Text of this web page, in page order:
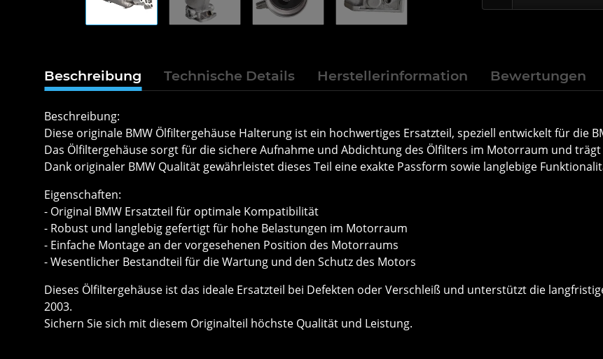
Beschreibung Technische Details Herstellerinformation Bewertungen
Beschreibung:
Diese originale BMW Ölfiltergehäuse Halterung ist ein hochwertiges Ersatzteil, speziell entwickelt für die
Das Ölfiltergehäuse sorgt für die sichere Aufnahme und Abdichtung des Ölfilters im Motorraum und
Dank originaler BMW Qualität gewährleistet dieses Teil eine exakte Passform sowie langlebige
Eigenschaften:
- Original BMW Ersatzteil für optimale Kompatibilität
- Robust und langlebig gefertigt für hohe Belastungen im Motorraum
- Einfache Montage an der vorgesehenen Position des Motorraums
- Wesentlicher Bestandteil für die Wartung und den Schutz des Motors
Dieses Ölfiltergehäuse ist das ideale Ersatzteil bei Defekten oder Verschleiß und unterstützt die
2003.
Sichern Sie sich mit diesem Originalteil höchste Qualität und Leistung.